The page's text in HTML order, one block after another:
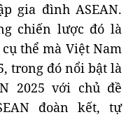
gia đình ASEAN.
chiến lược đó là
thể mà Việt Nam
trong đó nổi bật là
2025 với chủ đề
đoàn kết, tự